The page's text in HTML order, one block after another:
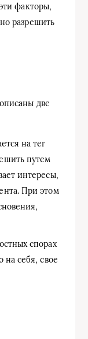
факторы,
разрешить
две
на тег
путем
интересы,
При этом
спорах
на себя, свое